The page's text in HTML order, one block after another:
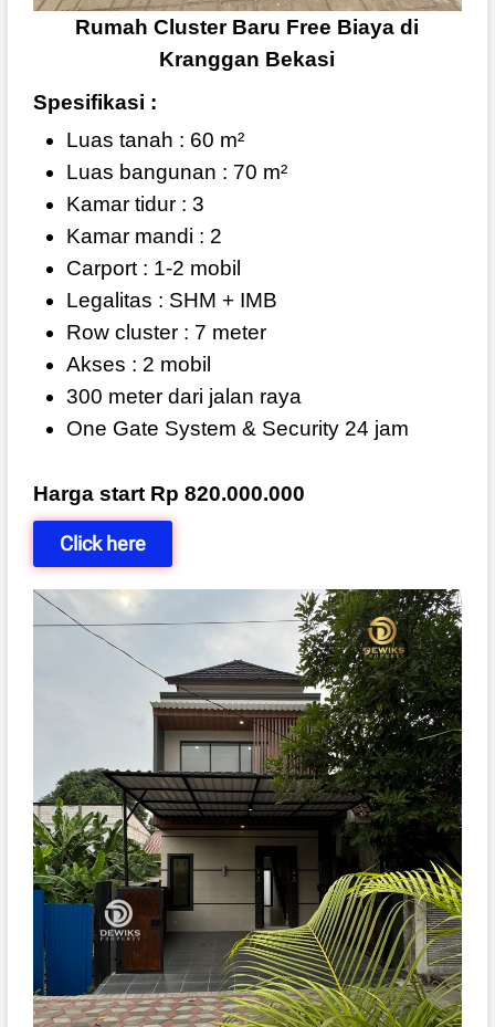
Rumah Cluster Baru Free Biaya di
Kranggan Bekasi
Spesifikasi :
Luas tanah : 60 m²
Luas bangunan : 70 m²
Kamar tidur : 3
Kamar mandi : 2
Carport : 1-2 mobil
Legalitas : SHM + IMB
Row cluster : 7 meter
Akses : 2 mobil
300 meter dari jalan raya
One Gate System & Security 24 jam
Harga start Rp 820.000.000
Click here